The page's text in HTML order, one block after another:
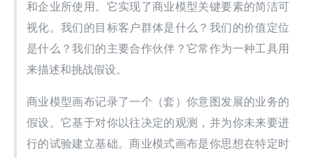
和企业所使用。它实现了商业模型关键要素的简洁可
视化。我们的目标客户群体是什么？我们的价值定位
是什么？我们的主要合作伙伴？它常作为一种工具用
来描述和挑战假设。
商业模型画布记录了一个（套）你意图发展的业务的
假设。它基于对你以往决定的观测，并为你未来要进
行的试验建立基础。商业模式画布是你思想在特定时